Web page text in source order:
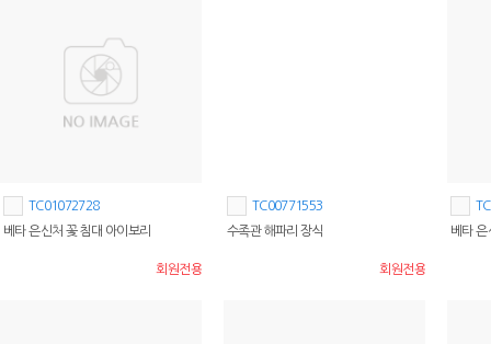
TC01072728
베타 은신처 꽃 침대 아이보리
회원전용
TC00771553
수족관 해파리 장식
회원전용
베타 은